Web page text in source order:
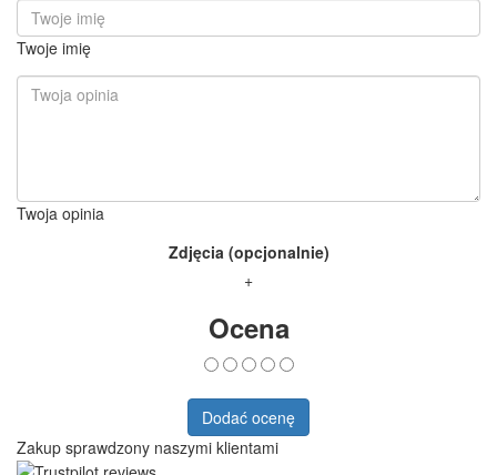
Twoje imię
Twoja opinia
Zdjęcia (opcjonalnie)
+
Ocena
Dodać ocenę
Zakup sprawdzony naszymi klientami